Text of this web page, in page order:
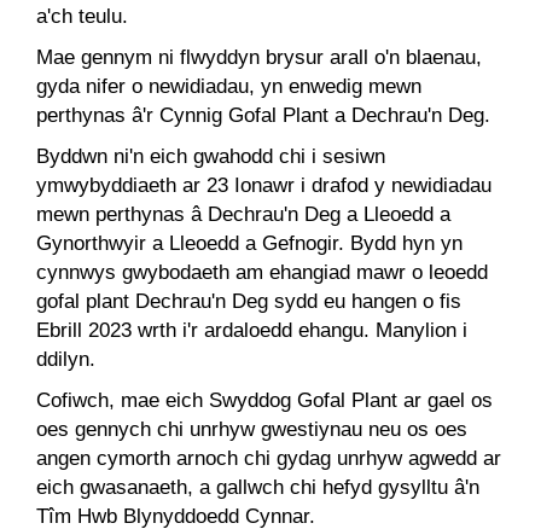
a'ch teulu.
Mae gennym ni flwyddyn brysur arall o'n blaenau,
gyda nifer o newidiadau, yn enwedig mewn
perthynas â'r Cynnig Gofal Plant a Dechrau'n Deg.
Byddwn ni'n eich gwahodd chi i sesiwn
ymwybyddiaeth ar 23 Ionawr i drafod y newidiadau
mewn perthynas â Dechrau'n Deg a Lleoedd a
Gynorthwyir a Lleoedd a Gefnogir. Bydd hyn yn
cynnwys gwybodaeth am ehangiad mawr o leoedd
gofal plant Dechrau'n Deg sydd eu hangen o fis
Ebrill 2023 wrth i'r ardaloedd ehangu. Manylion i
ddilyn.
Cofiwch, mae eich Swyddog Gofal Plant ar gael os
oes gennych chi unrhyw gwestiynau neu os oes
angen cymorth arnoch chi gydag unrhyw agwedd ar
eich gwasanaeth, a gallwch chi hefyd gysylltu â'n
Tîm Hwb Blynyddoedd Cynnar.